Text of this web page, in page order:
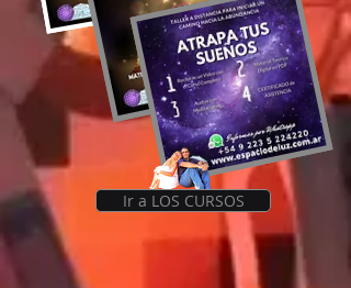
Luz
Ir a LOS CURSOS